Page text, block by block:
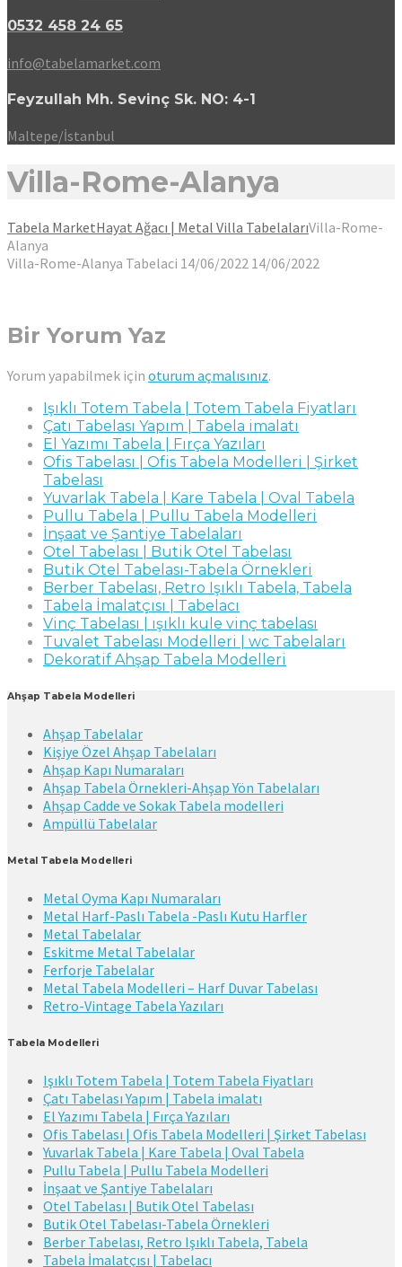
0532 458 24 65
info@tabelamarket.com
Feyzullah Mh. Sevinç Sk. NO: 4-1
Maltepe/İstanbul
Villa-Rome-Alanya
Tabela MarketHayat Ağacı | Metal Villa TabelalarıVilla-Rome-
Alanya
Villa-Rome-Alanya Tabelaci 14/06/2022 14/06/2022
Bir Yorum Yaz
Yorum yapabilmek için oturum açmalısınız.
Işıklı Totem Tabela | Totem Tabela Fiyatları
Çatı Tabelası Yapım | Tabela imalatı
El Yazımı Tabela | Fırça Yazıları
Ofis Tabelası | Ofis Tabela Modelleri | Şirket
Tabelası
Yuvarlak Tabela | Kare Tabela | Oval Tabela
Pullu Tabela | Pullu Tabela Modelleri
İnşaat ve Şantiye Tabelaları
Otel Tabelası | Butik Otel Tabelası
Butik Otel Tabelası-Tabela Örnekleri
Berber Tabelası, Retro Işıklı Tabela, Tabela
Tabela İmalatçısı | Tabelacı
Vinç Tabelası | ışıklı kule vinç tabelası
Tuvalet Tabelası Modelleri | wc Tabelaları
Dekoratif Ahşap Tabela Modelleri
Ahşap Tabela Modelleri
Ahşap Tabelalar
Kişiye Özel Ahşap Tabelaları
Ahşap Kapı Numaraları
Ahşap Tabela Örnekleri-Ahşap Yön Tabelaları
Ahşap Cadde ve Sokak Tabela modelleri
Ampüllü Tabelalar
Metal Tabela Modelleri
Metal Oyma Kapı Numaraları
Metal Harf-Paslı Tabela -Paslı Kutu Harfler
Metal Tabelalar
Eskitme Metal Tabelalar
Ferforje Tabelalar
Metal Tabela Modelleri – Harf Duvar Tabelası
Retro-Vintage Tabela Yazıları
Tabela Modelleri
Işıklı Totem Tabela | Totem Tabela Fiyatları
Çatı Tabelası Yapım | Tabela imalatı
El Yazımı Tabela | Fırça Yazıları
Ofis Tabelası | Ofis Tabela Modelleri | Şirket Tabelası
Yuvarlak Tabela | Kare Tabela | Oval Tabela
Pullu Tabela | Pullu Tabela Modelleri
İnşaat ve Şantiye Tabelaları
Otel Tabelası | Butik Otel Tabelası
Butik Otel Tabelası-Tabela Örnekleri
Berber Tabelası, Retro Işıklı Tabela, Tabela
Tabela İmalatçısı | Tabelacı